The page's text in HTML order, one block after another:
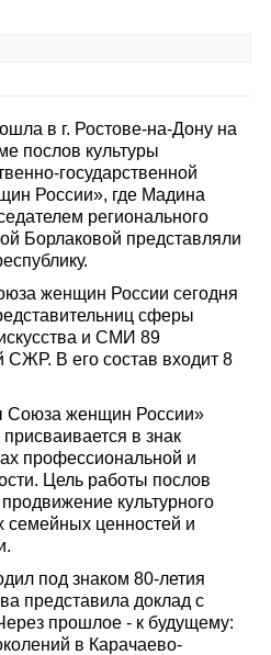
в г. Ростове-на-Дону на
послов культуры
государственной
России», где Мадина
регионального
Борлаковой представляли
женщин России сегодня
сферы
и СМИ 89
СЖР. В его состав входит 8
Союза женщин России»
в знак
профессиональной и
Цель работы послов
культурного
семейных ценностей и
под знаком 80-летия
представила доклад с
прошлое - к будущему:
в Карачаево-